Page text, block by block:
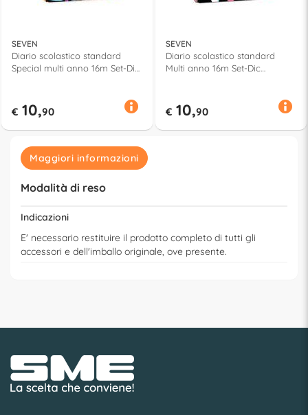
SEVEN
Diario scolastico standard
Special multi anno 16m Set-Dic
€ 10,90
SEVEN
Diario scolastico standard
Multi anno 16m Set-Dic
€ 10,90
Maggiori informazioni
Modalità di reso
Indicazioni
E' necessario restituire il prodotto completo di tutti gli
accessori e dell'imballo originale, ove presente.